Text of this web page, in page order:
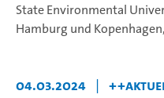
State Environmental
Hamburg und
04.03.2024 |